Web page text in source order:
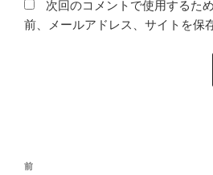
次回のコメントで使用するた
前、メールアドレス、サイトを保
投
前
前